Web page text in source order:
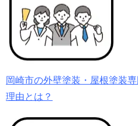
岡崎市の外壁塗装・屋根塗装
理由とは？